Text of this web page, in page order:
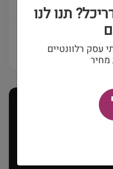
תנו לנו
עסק רלוונטיים
מחיר